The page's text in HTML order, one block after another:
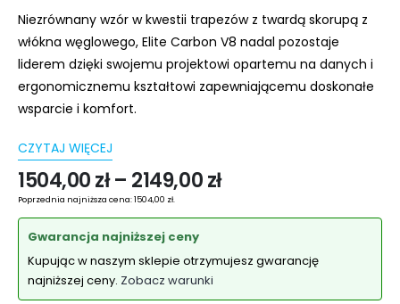
Niezrównany wzór w kwestii trapezów z twardą skorupą z
włókna węglowego, Elite Carbon V8 nadal pozostaje
liderem dzięki swojemu projektowi opartemu na danych i
ergonomicznemu kształtowi zapewniającemu doskonałe
wsparcie i komfort.
CZYTAJ WIĘCEJ
1504,00zł – 2149,00zł
Poprzednia najniższa cena:1504,00 zł.
Gwarancja najniższej ceny
Kupując w naszym sklepie otrzymujesz gwarancję
najniższej ceny. Zobacz warunki